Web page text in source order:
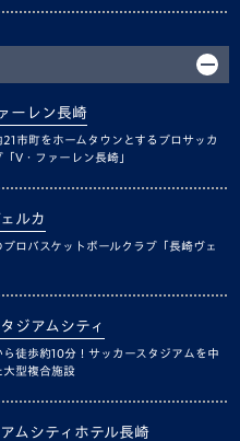
ーレン長崎
21市町をホームタウンとするプロサッカ
V・ファーレン長崎」
ルカ
プロバスケットボールクラブ「長崎ヴェ
ジアムシティ
ら徒歩約10分！サッカースタジアムを中
大型複合施設
ムシティホテル長崎